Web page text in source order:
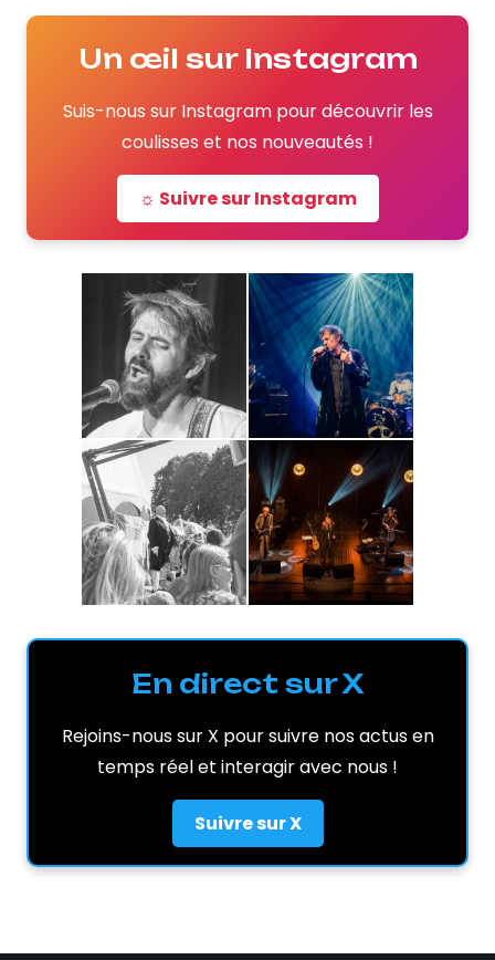
Un œil sur Instagram
Suis-nous sur Instagram pour découvrir les
coulisses et nos nouveautés !
☼ Suivre sur Instagram
En direct sur X
Rejoins-nous sur X pour suivre nos actus en
temps réel et interagir avec nous !
Suivre sur X